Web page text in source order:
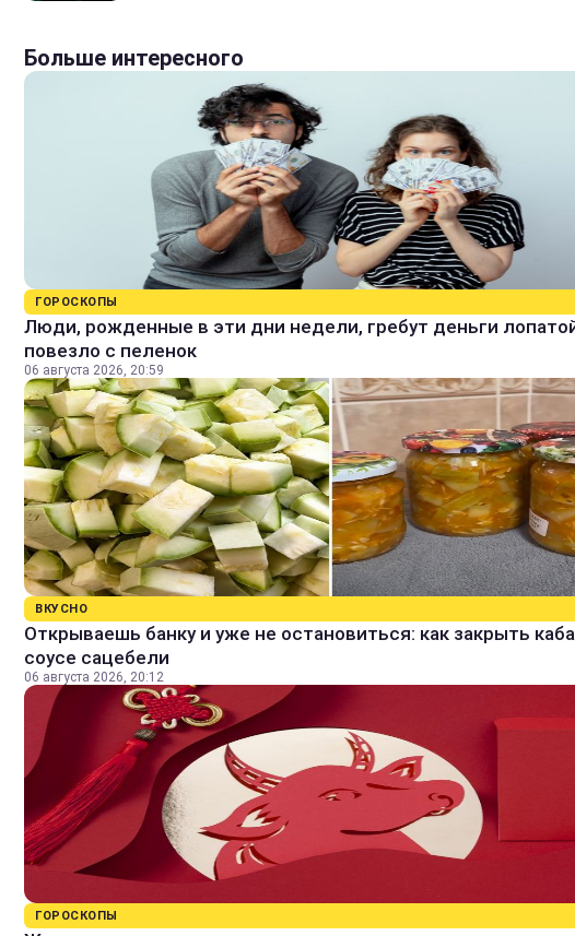
Больше интересного
ГОРОСКОПЫ
Люди, рожденные в эти дни недели, гребут деньги
повезло с пеленок
06 августа 2026, 20:59
ВКУСНО
Открываешь банку и уже не остановиться: как закрыть
соусе сацебели
06 августа 2026, 20:12
ГОРОСКОПЫ